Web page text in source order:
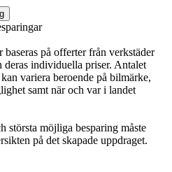
på offerter från verkstäder
deras individuella priser. Antalet
variera beroende på bilmärke,
samt när och var i landet
största möjliga besparing måste
på det skapade uppdraget.